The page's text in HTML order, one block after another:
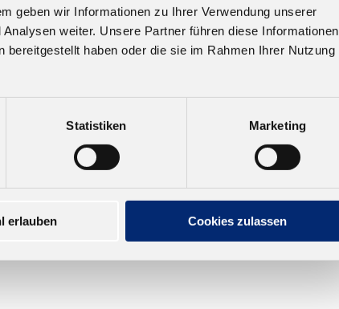
geben wir Informationen zu Ihrer Verwendung unserer
weiter. Unsere Partner führen diese Informationen
haben oder die sie im Rahmen Ihrer Nutzung
Statistiken Marketing
erlauben Cookies zulassen